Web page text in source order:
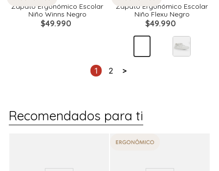
Zapato Ergonómico Escolar
Niño Winns Negro
$49.990
Zapato Ergonómico Escolar
Niño Flexu Negro
$49.990
1 2
Recomendados para ti